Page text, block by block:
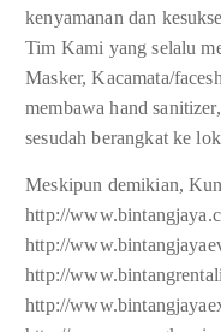
kenyamanan dan
Tim Kami yang selalu
Masker, Kacamata/
membawa hand
sesudah berangkat ke
Meskipun demikian,
http://
http://
http://
http://